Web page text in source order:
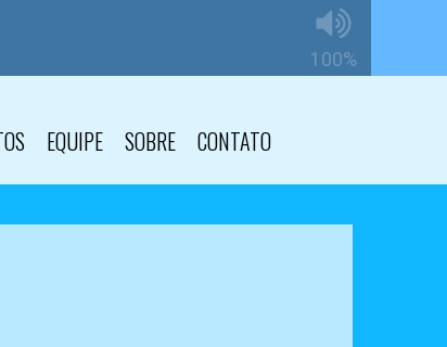
EQUIPE SOBRE CONTATO